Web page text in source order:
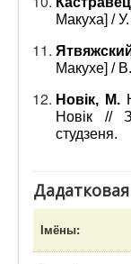
Макуха] /
Макухе] /
Новік, М.
Новік //
студзеня.
Імёны: